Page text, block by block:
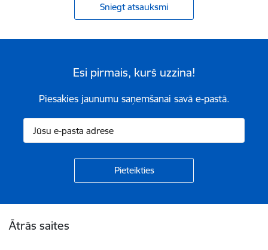
Sniegt atsauksmi
Esi pirmais, kurš uzzina!
Piesakies jaunumu saņemšanai savā e-pastā.
Ātrās saites